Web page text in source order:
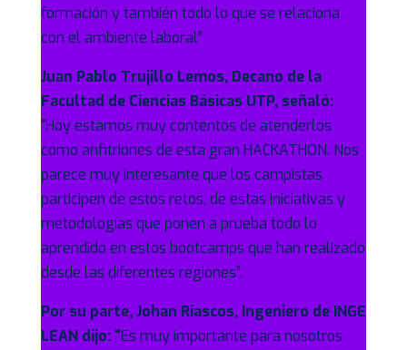
formación y también todo lo que se relaciona
con el ambiente laboral”
Juan Pablo Trujillo Lemos, Decano de la
Facultad de Ciencias Básicas UTP, señaló:
“Hoy estamos muy contentos de atenderlos
como anfitriones de esta gran HACKATHON. Nos
parece muy interesante que los campistas
participen de estos retos, de estas iniciativas y
metodologías que ponen a prueba todo lo
aprendido en estos bootcamps que han realizado
desde las diferentes regiones”.
Por su parte, Johan Riascos, Ingeniero de INGE
LEAN dijo: “Es muy importante para nosotros